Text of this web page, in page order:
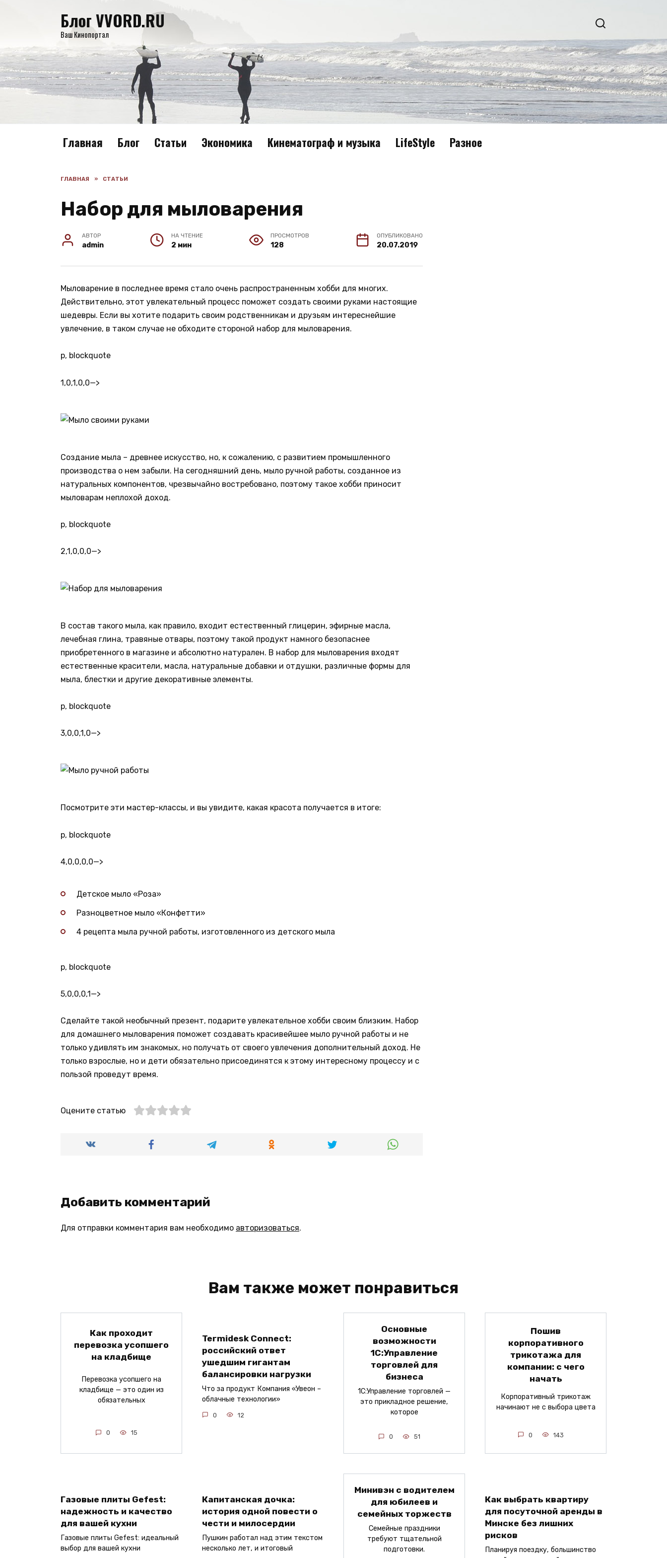
Блог VVORD.RU
Ваш Кинопортал
Главная Блог Статьи Экономика Кинематограф и музыка LifeStyle Разное
ГЛАВНАЯ » СТАТЬИ
Набор для мыловарения
АВТОР
admin
НА ЧТЕНИЕ
2 мин
ПРОСМОТРОВ
128
ОПУБЛИКОВАНО
20.07.2019
Мыловарение в последнее время стало очень распространенным хобби для многих.
Действительно, этот увлекательный процесс поможет создать своими руками настоящие
шедевры. Если вы хотите подарить своим родственникам и друзьям интереснейшие
увлечение, в таком случае не обходите стороной набор для мыловарения.
p, blockquote
1,0,1,0,0—>
Создание мыла – древнее искусство, но, к сожалению, с развитием промышленного
производства о нем забыли. На сегодняшний день, мыло ручной работы, созданное из
натуральных компонентов, чрезвычайно востребовано, поэтому такое хобби приносит
мыловарам неплохой доход.
p, blockquote
2,1,0,0,0—>
В состав такого мыла, как правило, входит естественный глицерин, эфирные масла,
лечебная глина, травяные отвары, поэтому такой продукт намного безопаснее
приобретенного в магазине и абсолютно натурален. В набор для мыловарения входят
естественные красители, масла, натуральные добавки и отдушки, различные формы для
мыла, блестки и другие декоративные элементы.
p, blockquote
3,0,0,1,0—>
Посмотрите эти мастер-классы, и вы увидите, какая красота получается в итоге:
p, blockquote
4,0,0,0,0—>
Детское мыло «Роза»
Разноцветное мыло «Конфетти»
4 рецепта мыла ручной работы, изготовленного из детского мыла
p, blockquote
5,0,0,0,1—>
Сделайте такой необычный презент, подарите увлекательное хобби своим близким. Набор
для домашнего мыловарения поможет создавать красивейшее мыло ручной работы и не
только удивлять им знакомых, но получать от своего увлечения дополнительный доход. Не
только взрослые, но и дети обязательно присоединятся к этому интересному процессу и с
пользой проведут время.
Оцените статью
Добавить комментарий
Для отправки комментария вам необходимо авторизоваться.
Вам также может понравиться
Как проходит
перевозка усопшего
на кладбище
Перевозка усопшего на
кладбище — это один из
обязательных
0 15
Termidesk Connect:
российский ответ
ушедшим гигантам
балансировки нагрузки
Что за продукт Компания «Увеон –
облачные технологии»
0 12
Основные
возможности
1С:Управление
торговлей для
бизнеса
1С:Управление торговлей —
это прикладное решение,
которое
0 51
Пошив
корпоративного
трикотажа для
компании: с чего
начать
Корпоративный трикотаж
начинают не с выбора цвета
0 143
Газовые плиты Gefest:
надежность и качество
для вашей кухни
Газовые плиты Gefest: идеальный
выбор для вашей кухни
Капитанская дочка:
история одной повести о
чести и милосердии
Пушкин работал над этим текстом
несколько лет, и итоговый
Минивэн с водителем
для юбилеев и
семейных торжеств
Семейные праздники
требуют тщательной
подготовки.
Как выбрать квартиру
для посуточной аренды в
Минске без лишних
рисков
Планируя поездку, большинство